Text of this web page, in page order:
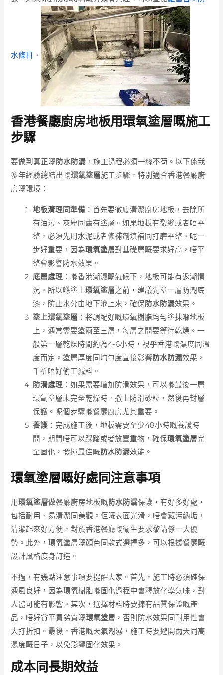
水條目 。
香港餐廳廚房地板用環氧塗層嘅施工
步驟
要做到真正嘅防水防漏 ，施工過程必須一絲不苟。以下係我
多年經驗總結出嘅環氧塗層施工步驟，特別適合香港餐廳廚
房嘅環境：
地板清理同準備 ：首先要徹底清潔廚房地板，去除所
有油污、灰塵同舊有塗層。如果地板有裂縫或者唔平
整，必須先用水泥或者修補劑填補同打磨平整。呢一
步好重要，因為環氧塗層對基礎層嘅要求好高，唔平
整會影響防水效果。
底層處理 ：喺香港潮濕嘅氣候下，地板可能有返潮情
況。所以喺塗上環氧塗層之前，建議先塗一層防潮底
漆，防止水分由地下滲上來，確保防水防漏效果。
塗上環氧塗層 ：將調配好嘅環氧樹脂均勻塗抹喺地板
上，通常需要塗兩至三層，每層之間要等待乾燥。一
般第一層乾燥時間約為4-6小時，視乎香港嘅濕度同溫
度而定。塗層厚度同均勻度直接影響防水防漏效果，
千祈唔好偷工減料。
防滑處理 ：如果需要增加防滑效果，可以喺最後一層
環氧塗層未完全乾燥時，撒上防滑砂粒，然後再封層
保護。呢個步驟喺餐廳廚房尤其重要。
養護 ：完成施工後，地板需要至少48小時嘅養護時
間，期間唔可以踩踏或者放置重物，確保環氧塗層完
全固化，發揮最佳嘅防水防漏效能。
環氧塗層嘅好處同注意事項
用環氧塗層做餐廳廚房地板嘅防水防漏保護，有好多好處，
包括耐用、易清潔同美觀。佢嘅表面光滑，唔會藏污納垢，
清潔起來好方便，對於香港餐廳嘅衛生要求黎講係一大優
勢。此外，環氧塗層嘅顏色同款式選擇多，可以根據餐廳嘅
設計風格度身訂造。
不過，有幾點注意事項要提醒大家。首先，施工時必須確保
通風良好，因為環氧樹脂喺固化過程中會釋放化學氣味，對
人體可能有影響。其次，選擇材料時要揀有品質保證嘅產
品，唔好貪平買劣質嘅環氧塗層 ，否則防水效果同耐用性會
大打折扣。最後，香港嘅天氣潮濕，施工時要避開雨天同高
濕度嘅日子，以免影響固化效果。
成本同長期效益